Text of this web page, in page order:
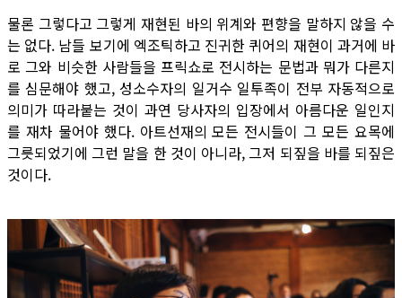
물론 그렇다고 그렇게 재현된 바의 위계와 편향을 말하지 않을 수
는 없다. 남들 보기에 엑조틱하고 진귀한 퀴어의 재현이 과거에 바
로 그와 비슷한 사람들을 프릭쇼로 전시하는 문법과 뭐가 다른지
를 심문해야 했고, 성소수자의 일거수 일투족이 전부 자동적으로
의미가 따라붙는 것이 과연 당사자의 입장에서 아름다운 일인지
를 재차 물어야 했다. 아트선재의 모든 전시들이 그 모든 요목에
그릇되었기에 그런 말을 한 것이 아니라, 그저 되짚을 바를 되짚은
것이다.